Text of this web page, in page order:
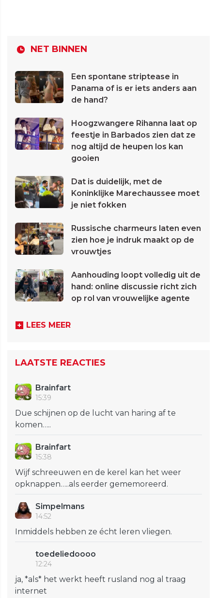
NET BINNEN
Een spontane striptease in
Panama of is er iets anders aan
de hand?
Hoogzwangere Rihanna laat op
feestje in Barbados zien dat ze
nog altijd de heupen los kan
gooien
Dat is duidelijk, met de
Koninklijke Marechaussee moet
je niet fokken
Russische charmeurs laten even
zien hoe je indruk maakt op de
vrouwtjes
Aanhouding loopt volledig uit de
hand: online discussie richt zich
op rol van vrouwelijke agente
LEES MEER
LAATSTE REACTIES
Brainfart
15:39
Due schijnen op de lucht van haring af te
komen…..
Brainfart
15:38
Wijf schreeuwen en de kerel kan het weer
opknappen…..als eerder gememoreerd.
Simpelmans
14:52
Inmiddels hebben ze écht leren vliegen.
toedeliedoooo
12:24
ja, *als* het werkt heeft rusland nog al traag
internet